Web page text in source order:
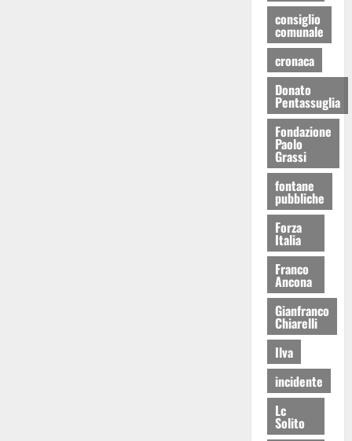
consiglio
comunale
cronaca
Donato
Pentassuglia
Fondazione
Paolo
Grassi
fontane
pubbliche
Forza
Italia
Franco
Ancona
Gianfranco
Chiarelli
Ilva
incidente
Lc
Solito